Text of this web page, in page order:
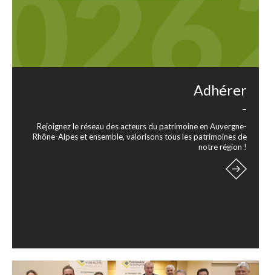
Adhérer
-
Rejoignez le réseau des acteurs du patrimoine en Auvergne-
Rhône-Alpes et ensemble, valorisons tous les patrimoines de
notre région !